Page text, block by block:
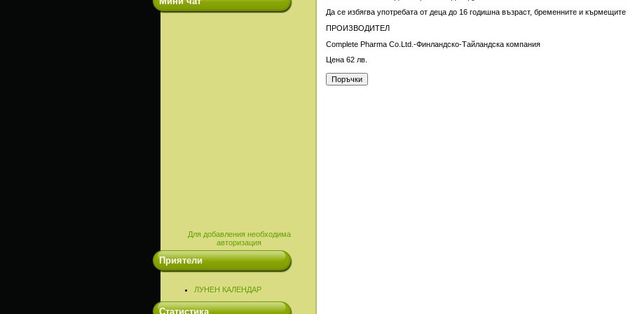
Для добавления необходима
авторизация
Приятели
ЛУНЕН КАЛЕНДАР
Статистика
Да се избягва употребата от деца до 16 годишна възраст, бременните и кърмещите
ПРОИЗВОДИТЕЛ
Complete Pharma Co.Ltd.-Финландско-Тайландска компания
Цена 62 лв.